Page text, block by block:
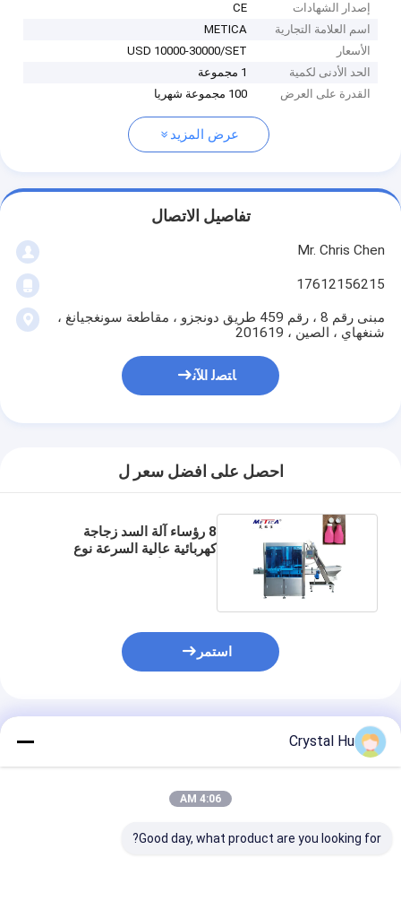
إصدار الشهادات
CE
اسم العلامة التجارية
METICA
الأسعار
USD 10000-30000/SET
الحد الأدنى لكمية
1 مجموعة
القدرة على العرض
100 مجموعة شهريا
عرض المزيد
تفاصيل الاتصال
Mr. Chris Chen
17612156215
مبنى رقم 8 ، رقم 459 طريق دونجزو ، مقاطعة سونغجيانغ ،
شنغهاي ، الصين ، 201619
ﺎﺘﺼﻟ ﺍﻶﻧ
احصل على افضل سعر ل
8 رؤساء آلة السد زجاجة
كهربائية عالية السرعة نوع
استمر
المنتجات الموصى بها
Crystal Hu
4:06 AM
Good day, what product are you looking for?